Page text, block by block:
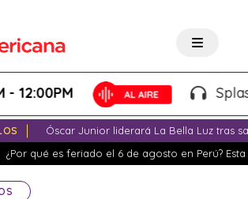
Splash! -
Óscar Junior liderará La Bella Luz tras
¿Por qué es feriado el 6 de agosto en Perú?